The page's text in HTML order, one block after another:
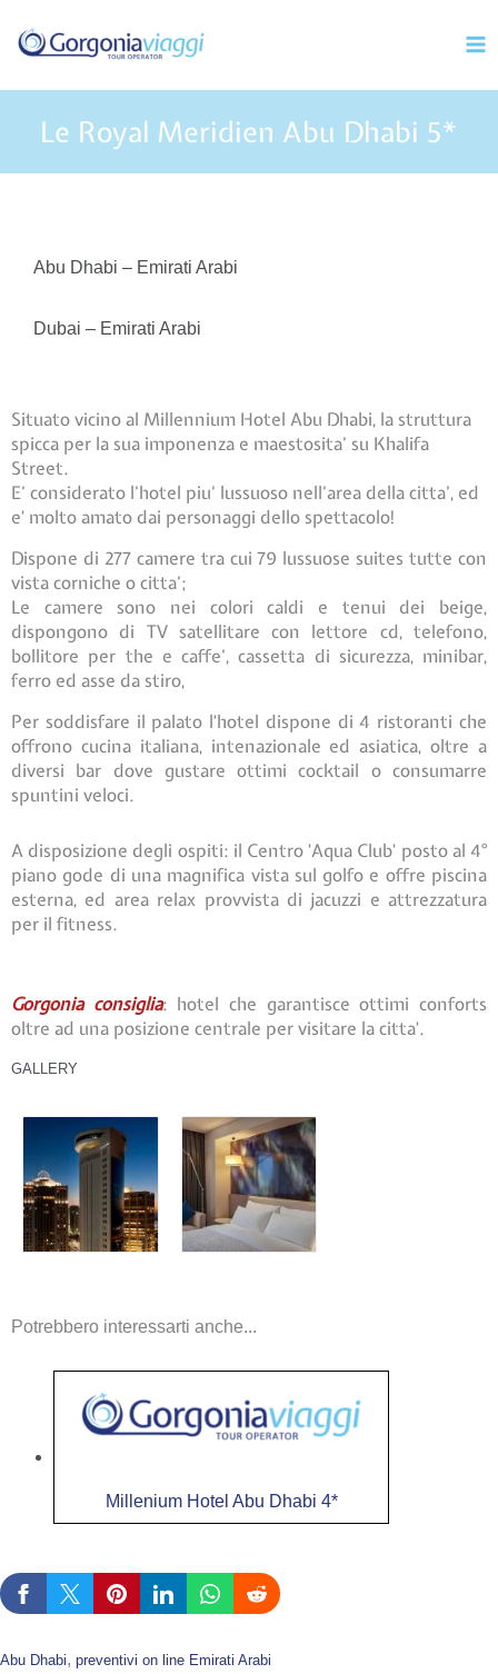
contenuto
Le Royal Meridien Abu Dhabi 5*
Abu Dhabi – Emirati Arabi
Dubai – Emirati Arabi
Situato vicino al Millennium Hotel Abu Dhabi, la struttura
spicca per la sua imponenza e maestosita’ su Khalifa
Street.
E’ considerato l’hotel piu’ lussuoso nell’area della citta’, ed
e' molto amato dai personaggi dello spettacolo!
Dispone di 277 camere tra cui 79 lussuose suites tutte con
vista corniche o citta’;
Le camere sono nei colori caldi e tenui dei beige,
dispongono di TV satellitare con lettore cd, telefono,
bollitore per the e caffe’, cassetta di sicurezza, minibar,
ferro ed asse da stiro,
Per soddisfare il palato l'hotel dispone di 4 ristoranti che
offrono cucina italiana, intenazionale ed asiatica, oltre a
diversi bar dove gustare ottimi cocktail o consumarre
spuntini veloci.
A disposizione degli ospiti: il Centro 'Aqua Club' posto al 4°
piano gode di una magnifica vista sul golfo e offre piscina
esterna, ed area relax provvista di jacuzzi e attrezzatura
per il fitness.
Gorgonia consiglia: hotel che garantisce ottimi conforts
oltre ad una posizione centrale per visitare la citta'.
GALLERY
Potrebbero interessarti anche...
Millenium Hotel Abu Dhabi 4*
Abu Dhabi, preventivi on line Emirati Arabi